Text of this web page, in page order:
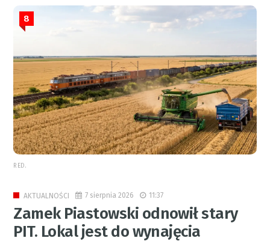
8
RED.
AKTUALNOŚCI 7 sierpnia 2026 11:37
Zamek Piastowski odnowił stary
PIT. Lokal jest do wynajęcia